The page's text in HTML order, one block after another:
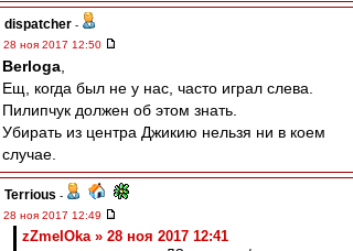
dispatcher -
28 ноя 2017 12:50
Berloga
Ещ, когда был не у нас, часто играл слева.
Пилипчук должен об этом знать.
Убирать из центра Джикию нельзя ни в коем
случае.
Terrious -
28 ноя 2017 12:49
zZmeIOka » 28 ноя 2017 12:41